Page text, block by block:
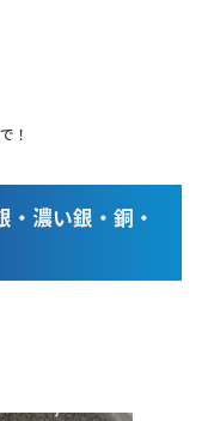
！
濃い銀・銅・